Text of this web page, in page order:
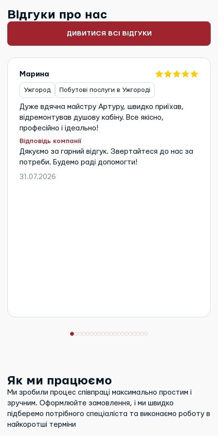
Відгуки про нас
ДИВИТИСЯ ВСІ ВІДГУКИ
Марина
Ужгород Побутові послуги в Ужгороді
Дуже вдячна майстру Артуру, швидко приїхав,
відремонтував душову кабіну. Все якісно,
професійно і ідеально!
Відповідь компанії
Дякуємо за гарний відгук. Звертайтеся до нас за
потреби. Будемо раді допомогти!
31.07.2026
Як ми працюємо
Ми зробили процес співпраці максимально простим і
зручним. Оформлюйте замовлення, і ми швидко
підберемо потрібного спеціаліста та виконаємо роботу в
найкоротші терміни